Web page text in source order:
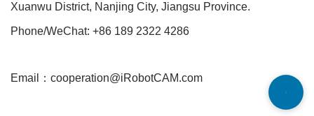
Xuanwu District, Nanjing City, Jiangsu Province.
Phone/WeChat: +86 189 2322 4286
Email：cooperation@iRobotCAM.com